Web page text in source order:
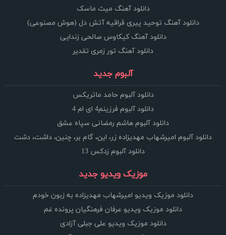
دانلود آهنگ میث ماسک
دانلود آهنگ توحید پیری قراقیه آتش دل (هوش مصنوعی)
دانلود آهنگ کیکاوس صالحی زندایی
دانلود آهنگ تور زمری تقدیر
آلبوم جدید
دانلود آلبوم حامد ماتریکس
دانلود آلبوم فرزینم4 ای ام 4
دانلود آلبوم هاشم رمضانی سپاه عشق
دانلود آلبوم امیرشهاب مهدیزاده زر، این، گام بر، چنین، داشت، دشت
دانلود آلبوم زدکس 13
موزیک ویدیو جدید
دانلود موزیک ویدیو امیرشهاب مهدیزاده به زبون خودم
دانلود موزیک ویدیو عرفان فرهنگیان پرونده غم
دانلود موزیک ویدیو علی جبلی آزادی